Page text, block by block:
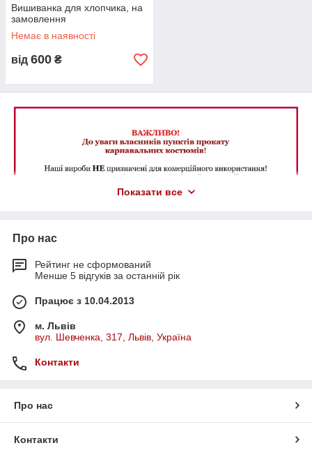
Вишиванка для хлопчика, на
замовлення
Немає в наявності
від 600 ₴
Показати все
Про нас
Рейтинг не сформований
Менше 5 відгуків за останній рік
Працює з 10.04.2013
м. Львів
вул. Шевченка, 317, Львів, Україна
Контакти
Про нас
Контакти